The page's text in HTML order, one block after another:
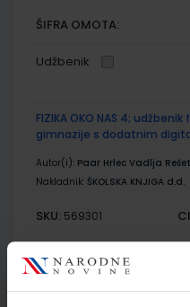
ŠIFRA OMOTA:
Udžbenik
FIZIKA OKO NAS 4;
gimnazije s dodatnim
Autor(i): Paar Hrlec Vadlja
Nakladnik: ŠKOLSKA KNJIGA d.d.
SKU: 569301
Udžbenik